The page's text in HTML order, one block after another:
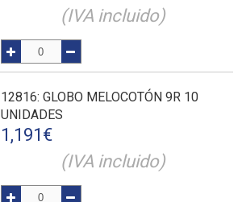
(IVA incluido)
12816: GLOBO MELOCOTÓN 9R 10
UNIDADES
1,191 €
(IVA incluido)